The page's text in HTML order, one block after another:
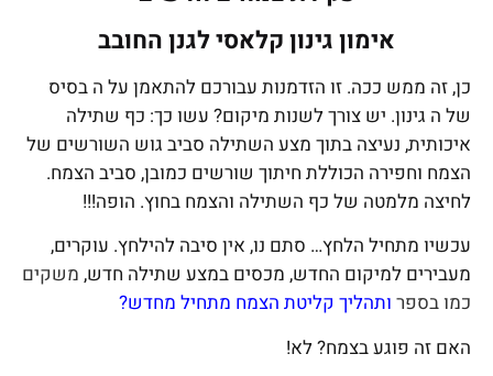
אימון גינון קלאסי לגנן החובב
כן, זה ממש ככה. זו הזדמנות עבורכם להתאמן על ה בסיס
של ה גינון. יש צורך לשנות מיקום? עשו כך: כף שתילה
איכותית, נעיצה בתוך מצע השתילה סביב גוש השורשים של
הצמח וחפירה הכוללת חיתוך שורשים כמובן, סביב הצמח.
לחיצה מלמטה של כף השתילה והצמח בחוץ. הופה!!!
עכשיו מתחיל הלחץ… סתם נו, אין סיבה להילחץ. עוקרים,
מעבירים למיקום החדש, מכסים במצע שתילה חדש, משקים
כמו בספר ותהליך קליטת הצמח מתחיל מחדש?
האם זה פוגע בצמח? לא!